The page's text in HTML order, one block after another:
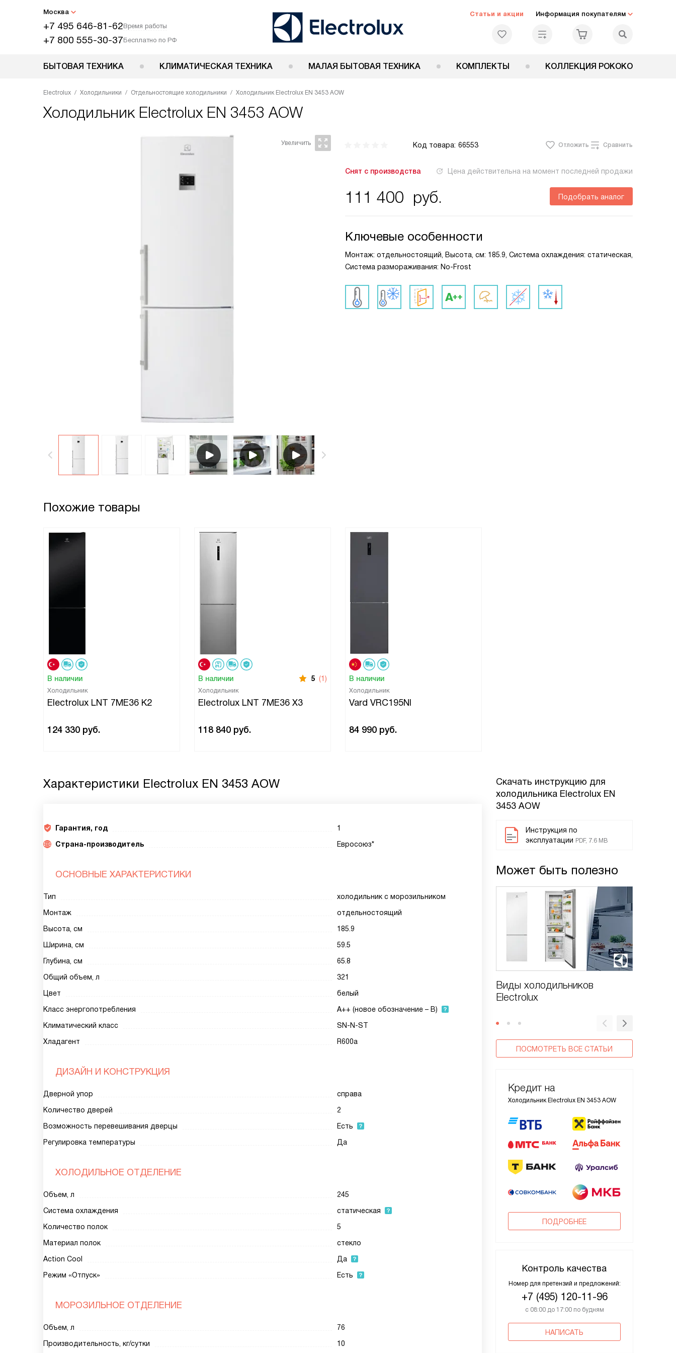
Москва
+7 495 646-81-62Время работы
+7 800 555-30-37Бесплатно по РФ
Статьи и акции Информация покупателям
БЫТОВАЯ ТЕХНИКА КЛИМАТИЧЕСКАЯ ТЕХНИКА МАЛАЯ БЫТОВАЯ ТЕХНИКА КОМПЛЕКТЫ КОЛЛЕКЦИЯ РОКОКО
Electrolux Холодильники Отдельностоящие холодильники Холодильник Electrolux EN 3453 AOW
Холодильник Electrolux EN 3453 AOW
Код товара: 66553 Отложить Сравнить
Снят с производства Цена действительна на момент последней продажи
111 400 руб. Подобрать аналог
Ключевые особенности
Монтаж: отдельностоящий, Высота, см: 185.9, Система охлаждения: статическая,
Система размораживания: No-Frost
Похожие товары
В наличии
Холодильник
Electrolux LNT 7ME36 K2
124 330 руб.
В наличии 5 (1)
Холодильник
Electrolux LNT 7ME36 X3
118 840 руб.
В наличии
Холодильник
Vard VRC195NI
84 990 руб.
Скачать инструкцию для
холодильника Electrolux EN
3453 AOW
Инструкция по
эксплуатации PDF, 7.6 MB
Может быть полезно
Виды холодильников
Electrolux
ПОСМОТРЕТЬ ВСЕ СТАТЬИ
Кредит на
Холодильник Electrolux EN 3453 AOW
ПОДРОБНЕЕ
Контроль качества
Номер для претензий и предложений:
+7 (495) 120-11-96
с 08:00 до 17:00 по будням
НАПИСАТЬ
Характеристики Electrolux EN 3453 AOW
Гарантия, год
1
Страна-производитель
Евросоюз*
ОСНОВНЫЕ ХАРАКТЕРИСТИКИ
Тип
холодильник с морозильником
Монтаж
отдельностоящий
Высота, см
185.9
Ширина, см
59.5
Глубина, см
65.8
Общий объем, л
321
Цвет
белый
Класс энергопотребления
A++ (новое обозначение – B)
Климатический класс
SN-N-ST
Хладагент
R600a
ДИЗАЙН И КОНСТРУКЦИЯ
Дверной упор
справа
Количество дверей
2
Возможность перевешивания дверцы
Есть
Регулировка температуры
Да
ХОЛОДИЛЬНОЕ ОТДЕЛЕНИЕ
Объем, л
245
Система охлаждения
статическая
Количество полок
5
Материал полок
стекло
Action Cool
Да
Режим «Отпуск»
Есть
МОРОЗИЛЬНОЕ ОТДЕЛЕНИЕ
Объем, л
76
Производительность, кг/сутки
10